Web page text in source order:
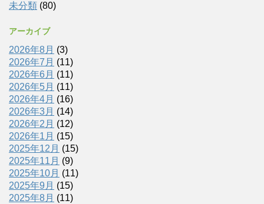
未分類 (80)
アーカイブ
2026年8月 (3)
2026年7月 (11)
2026年6月 (11)
2026年5月 (11)
2026年4月 (16)
2026年3月 (14)
2026年2月 (12)
2026年1月 (15)
2025年12月 (15)
2025年11月 (9)
2025年10月 (11)
2025年9月 (15)
2025年8月 (11)